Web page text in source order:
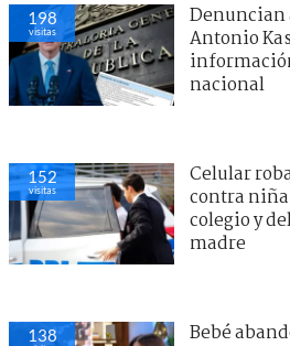
198
visitas
Denuncian
Antonio
nacional
152
visitas
Celular
contra niña
colegio y
madre
138
Bebé